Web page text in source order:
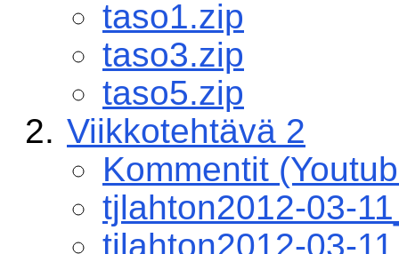
taso1.zip
taso3.zip
taso5.zip
Viikkotehtävä 2
Kommentit
tjlahton2012-03-
tjlahton2012-03-